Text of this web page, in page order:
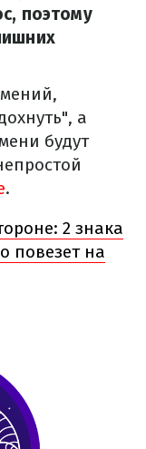
поэтому
а
будут
.
2 знака
повезет на